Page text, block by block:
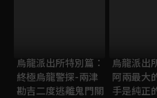
烏龍派出所特別篇：
終極烏龍警探-兩津
勘吉二度逃離鬼門關
烏龍派出
阿兩最大
手是純正